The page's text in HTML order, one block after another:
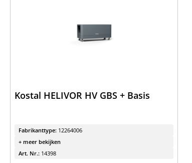
Kostal HELIVOR HV GBS + Basis
Fabrikanttype: 12264006
+ meer bekijken
Art. Nr.: 14398